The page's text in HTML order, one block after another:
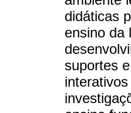
didáticas
ensino da
suportes